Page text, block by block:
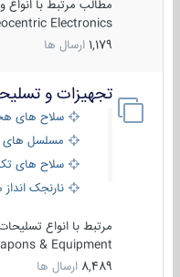
مطالب مرتبط با انواع
Electronics
1,179 ارسال ها
تجهیزات و
سلاح های
مسلسل های
سلاح های تک
نارنجک انداز ها
مرتبط با انواع تسلیحات
& Equipment
8,489 ارسال ها